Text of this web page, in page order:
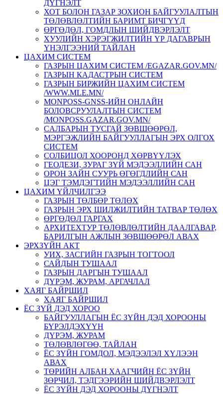
ДҮГНЭЛТ
ХОТ БОЛОН ГАЗАР ЗОХИОН БАЙГУУЛАЛТЫН
ТӨЛӨВЛӨЛТИЙН БАРИМТ БИЧГҮҮД
ӨРГӨДӨЛ, ГОМДЛЫН ШИЙДВЭРЛЭЛТ
ХУУЛИЙН ХЭРЭГЖИЛТИЙН ҮР ДАГАВРЫН
ҮНЭЛГЭЭНИЙ ТАЙЛАН
ЦАХИМ СИСТЕМ
ГАЗРЫН ЦАХИМ СИСТЕМ /EGAZAR.GOV.MN/
ГАЗРЫН КАДАСТРЫН СИСТЕМ
ГАЗРЫН БИРЖИЙН ЦАХИМ СИСТЕМ
/WWW.MLE.MN/
MONPOSS-GNSS-ИЙН ОНЛАЙН
БОЛОВСРУУЛАЛТЫН СИСТЕМ
/MONPOSS.GAZAR.GOV.MN/
CАЛБАРЫН ТУСГАЙ ЗӨВШӨӨРӨЛ,
МЭРГЭЖЛИЙН БАЙГУУЛЛАГЫН ЭРХ ОЛГОХ
СИСТЕМ
СОЛБИЦОЛ ХООРОНД ХӨРВҮҮЛЭХ
ГЕОДЕЗИ, ЗУРАГ ЗҮЙ МЭДЭЭЛЛИЙН САН
ОРОН ЗАЙН СУУРЬ ӨГӨГДЛИЙН САН
ЦЭГ ТЭМДЭГТИЙН МЭДЭЭЛЛИЙН САН
ЦАХИМ ҮЙЛЧИЛГЭЭ
ГАЗРЫН ТӨЛБӨР ТӨЛӨХ
ГАЗРЫН ЭРХ ШИЛЖИЛТИЙН ТАТВАР ТӨЛӨХ
ӨРГӨДӨЛ ГАРГАХ
АРХИТЕХТУР ТӨЛӨВЛӨЛТИЙН ДААЛГАВАР,
БАРИЛГЫН АЖЛЫН ЗӨВШӨӨРӨЛ АВАХ
ЭРХЗҮЙН АКТ
УИХ, ЗАСГИЙН ГАЗРЫН ТОГТООЛ
САЙДЫН ТУШААЛ
ГАЗРЫН ДАРГЫН ТУШААЛ
ДҮРЭМ, ЖУРАМ, АРГАЧЛАЛ
ХАЯГ БАЙРШИЛ
ХАЯГ БАЙРШИЛ
ЁС ЗҮЙ ДЭД ХОРОО
БАЙГУУЛЛАГЫН ЁС ЗҮЙН ДЭД ХОРООНЫ
БҮРЭЛДЭХҮҮН
ДҮРЭМ, ЖУРАМ
ТӨЛӨВЛӨГӨӨ, ТАЙЛАН
ЁС ЗҮЙН ГОМДОЛ, МЭДЭЭЛЭЛ ХҮЛЭЭН
АВАХ
ТӨРИЙН АЛБАН ХААГЧИЙН ЁС ЗҮЙН
ЗӨРЧИЛ, ТЭДГЭЭРИЙН ШИЙДВЭРЛЭЛТ
ЁС ЗҮЙН ДЭД ХОРООНЫ ДҮГНЭЛТ